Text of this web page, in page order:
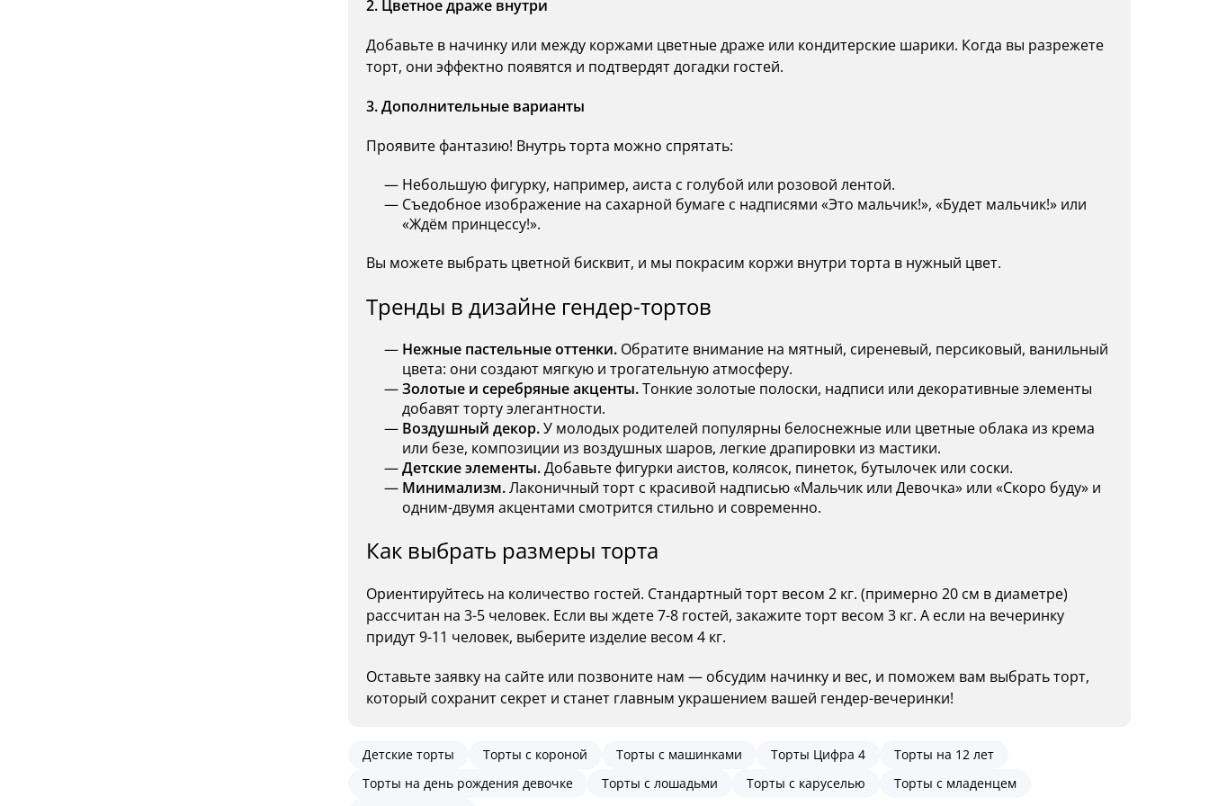
2. Цветное драже внутри
Добавьте в начинку или между коржами цветные драже или кондитерские шарики. Когда вы разрежете
торт, они эффектно появятся и подтвердят догадки гостей.
3. Дополнительные варианты
Проявите фантазию! Внутрь торта можно спрятать:
Небольшую фигурку, например, аиста с голубой или розовой лентой.
Съедобное изображение на сахарной бумаге с надписями «Это мальчик!», «Будет мальчик!» или
«Ждём принцессу!».
Вы можете выбрать цветной бисквит, и мы покрасим коржи внутри торта в нужный цвет.
Тренды в дизайне гендер-тортов
Нежные пастельные оттенки. Обратите внимание на мятный, сиреневый, персиковый, ванильный
цвета: они создают мягкую и трогательную атмосферу.
Золотые и серебряные акценты.Тонкие золотые полоски, надписи или декоративные элементы
добавят торту элегантности.
Воздушный декор.У молодых родителей популярны белоснежные или цветные облака из крема
или безе, композиции из воздушных шаров, легкие драпировки из мастики.
Детские элементы.Добавьте фигурки аистов, колясок, пинеток, бутылочек или соски.
Минимализм.Лаконичный торт с красивой надписью «Мальчик или Девочка» или «Скоро буду» и
одним-двумя акцентами смотрится стильно и современно.
Как выбрать размеры торта
Ориентируйтесь на количество гостей. Стандартный торт весом 2 кг. (примерно 20 см в диаметре)
рассчитан на 3-5 человек. Если вы ждете 7-8 гостей, закажите торт весом 3 кг. А если на вечеринку
придут 9-11 человек, выберите изделие весом 4 кг.
Оставьте заявку на сайте или позвоните нам — обсудим начинку и вес, и поможем вам выбрать торт,
который сохранит секрет и станет главным украшением вашей гендер-вечеринки!
Детские торты Торты с короной Торты с машинками Торты Цифра 4
Торты на 12 лет
Торты на день рождения девочке
Торты с лошадьми Торты с каруселью
Торты с младенцем